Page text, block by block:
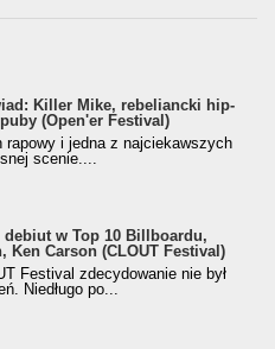
Killer Mike, rebeliancki hip-
(Open'er Festival)
rapowy i jedna z najciekawszych
scenie....
debiut w Top 10 Billboardu,
Ken Carson (CLOUT Festival)
Festival zdecydowanie nie był
Niedługo po...